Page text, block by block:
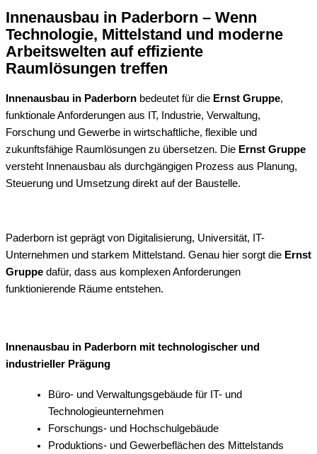
Innenausbau in Paderborn – Wenn
Technologie, Mittelstand und moderne
Arbeitswelten auf effiziente
Raumlösungen treffen
Innenausbau in Paderborn bedeutet für die Ernst Gruppe,
funktionale Anforderungen aus IT, Industrie, Verwaltung,
Forschung und Gewerbe in wirtschaftliche, flexible und
zukunftsfähige Raumlösungen zu übersetzen. Die Ernst Gruppe
versteht Innenausbau als durchgängigen Prozess aus Planung,
Steuerung und Umsetzung direkt auf der Baustelle.
Paderborn ist geprägt von Digitalisierung, Universität, IT-
Unternehmen und starkem Mittelstand. Genau hier sorgt die Ernst
Gruppe dafür, dass aus komplexen Anforderungen
funktionierende Räume entstehen.
Innenausbau in Paderborn mit technologischer und
industrieller Prägung
Büro- und Verwaltungsgebäude für IT- und
Technologieunternehmen
Forschungs- und Hochschulgebäude
Produktions- und Gewerbeflächen des Mittelstands